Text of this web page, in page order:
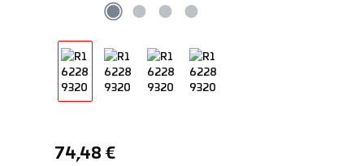
Обычная цена:
74,48 €